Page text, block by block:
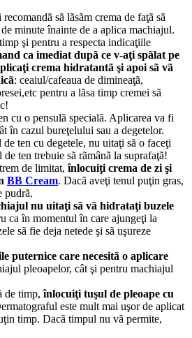
sã lãsãm crema de faţã sã
minute înainte de a aplica machiajul.
şi pentru a respecta indicaţiile
ca imediat dupã ce v-aţi spãlat pe
crema hidratantã şi apoi sã vã
: ceaiul/cafeaua de dimineaţã,
pentru a lãsa timp cremei sã
cu o pensulã specialã. Aplicarea va fi
în cazul bureţelului sau a degetelor.
ten cu degetele, nu uitaţi sã o faceţi
ten trebuie sã rãmânã la suprafaţã!
de limitat,înlocuiţi crema de zi şi
BB Cream. Dacã aveţi tenul puţin gras,
pudrã.
nu uitaţi sã vã hidrataţi buzele
ca în momentul în care ajungeţi la
sã fie deja netede şi sã uşureze
puternice care necesitã o aplicare
pleoapelor, cât şi pentru machiajul
de timp,înlocuiţi tuşul de pleoape cu
este mult mai uşor de aplicat
timp. Dacã timpul nu vã permite,